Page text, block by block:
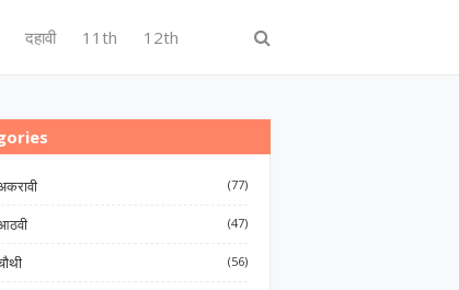
दहावी 11th 12th
(77)
(47)
(56)